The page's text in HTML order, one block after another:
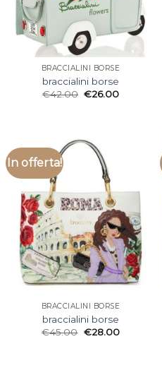
BRACCIALINI BORSE
braccialini borse
€42.00 €26.00
In offerta!
BRACCIALINI BORSE
braccialini borse
€45.00 €28.00